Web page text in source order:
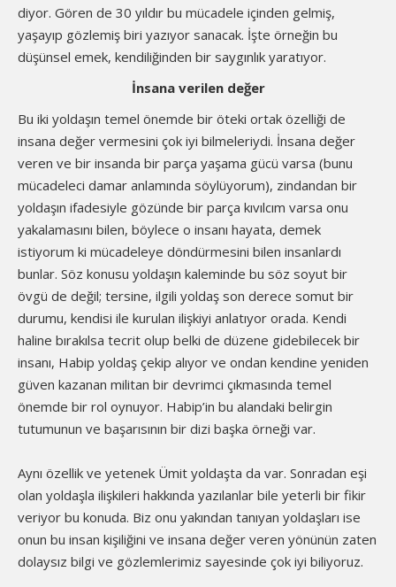
diyor. Gören de 30 yıldır bu mücadele içinden gelmiş,
yaşayıp gözlemiş biri yazıyor sanacak. İşte örneğin bu
düşünsel emek, kendiliğinden bir saygınlık yaratıyor.
İnsana verilen değer
Bu iki yoldaşın temel önemde bir öteki ortak özelliği de
insana değer vermesini çok iyi bilmeleriydi. İnsana değer
veren ve bir insanda bir parça yaşama gücü varsa (bunu
mücadeleci damar anlamında söylüyorum), zindandan bir
yoldaşın ifadesiyle gözünde bir parça kıvılcım varsa onu
yakalamasını bilen, böylece o insanı hayata, demek
istiyorum ki mücadeleye döndürmesini bilen insanlardı
bunlar. Söz konusu yoldaşın kaleminde bu söz soyut bir
övgü de değil; tersine, ilgili yoldaş son derece somut bir
durumu, kendisi ile kurulan ilişkiyi anlatıyor orada. Kendi
haline bırakılsa tecrit olup belki de düzene gidebilecek bir
insanı, Habip yoldaş çekip alıyor ve ondan kendine yeniden
güven kazanan militan bir devrimci çıkmasında temel
önemde bir rol oynuyor. Habip’in bu alandaki belirgin
tutumunun ve başarısının bir dizi başka örneği var.
Aynı özellik ve yetenek Ümit yoldaşta da var. Sonradan eşi
olan yoldaşla ilişkileri hakkında yazılanlar bile yeterli bir fikir
veriyor bu konuda. Biz onu yakından tanıyan yoldaşları ise
onun bu insan kişiliğini ve insana değer veren yönünün zaten
dolaysız bilgi ve gözlemlerimiz sayesinde çok iyi biliyoruz.